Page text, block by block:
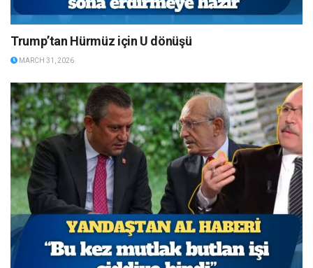
Trump’tan Hürmüz için U dönüşü
MARCH 31, 2026